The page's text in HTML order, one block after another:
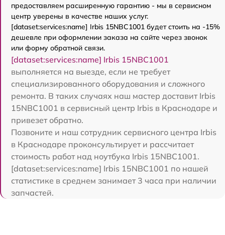
предоставляем расширенную гарантию - мы в сервисном
центр уверены в качестве наших услуг.
[dataset:services:name] Irbis 15NBC1001 будет стоить на -15%
дешевле при оформлении заказа на сайте через звонок
или форму обратной связи.
[dataset:services:name] Irbis 15NBC1001
выполняется на выезде, если не требует
специализированного оборудования и сложного
ремонта. В таких случаях наш мастер доставит Irbis
15NBC1001 в сервисный центр Irbis в Краснодаре и
привезет обратно.
Позвоните и наш сотрудник сервисного центра Irbis
в Краснодаре проконсультирует и рассчитает
стоимость работ над ноутбука Irbis 15NBC1001.
[dataset:services:name] Irbis 15NBC1001 по нашей
статистике в среднем занимает 3 часа при наличии
запчастей.